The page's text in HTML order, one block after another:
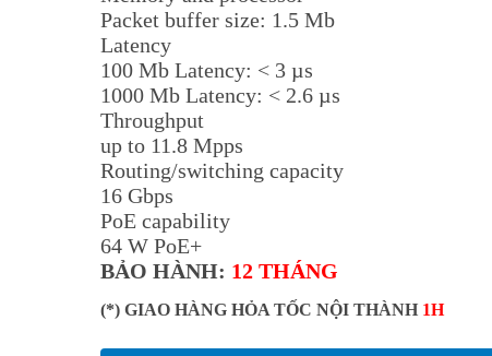
Packet buffer size: 1.5 Mb
Latency
100 Mb Latency: < 3 µs
1000 Mb Latency: < 2.6 µs
Throughput
up to 11.8 Mpps
Routing/switching capacity
16 Gbps
PoE capability
64 W PoE+
BẢO HÀNH: 12 THÁNG
(*) GIAO HÀNG HỎA TỐC NỘI THÀNH 1H